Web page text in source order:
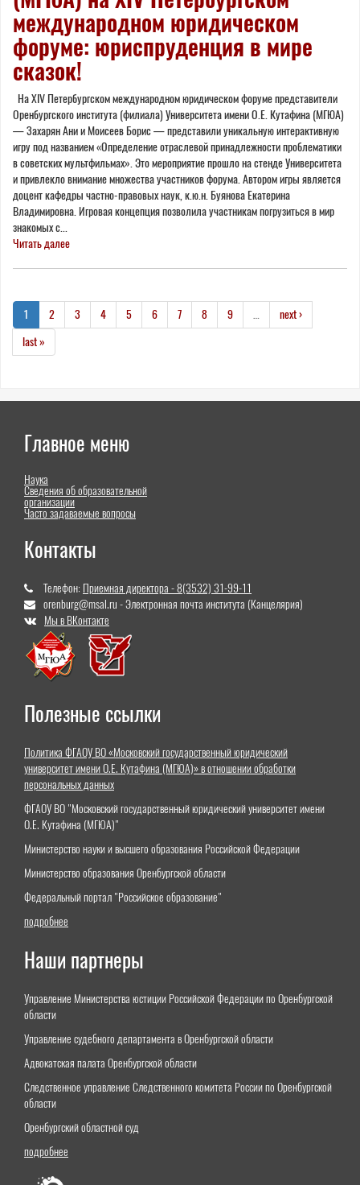
международном юридическом
форуме: юриспруденция в мире
сказок!
На XIV Петербургском международном юридическом форуме представители
Оренбургского института (филиала) Университета имени О.Е. Кутафина (МГЮА)
— Захарян Ани и Моисеев Борис — представили уникальную интерактивную
игру под названием «Определение отраслевой принадлежности проблематики
в советских мультфильмах». Это мероприятие прошло на стенде Университета
и привлекло внимание множества участников форума. Автором игры является
доцент кафедры частно-правовых наук, к.ю.н. Буянова Екатерина
Владимировна. Игровая концепция позволила участникам погрузиться в мир
знакомых с...
Читать далее
1 2 3 4 5 6 7 8 9
next ›
last »
Главное меню
Наука
Сведения об образовательной
организации
Часто задаваемые вопросы
Контакты
Телефон: Приемная директора - 8(3532) 31-99-11
orenburg@msal.ru - Электронная почта института (Канцелярия)
Мы в ВКонтакте
Полезные ссылки
Политика ФГАОУ ВО «Московский государственный юридический
университет имени О.Е. Кутафина (МГЮА)» в отношении обработки
персональных данных
ФГАОУ ВО "Московский государственный юридический университет имени
О.Е. Кутафина (МГЮА)"
Министерство науки и высшего образования Российской Федерации
Министерство образования Оренбургской области
Федеральный портал "Российское образование"
подробнее
Наши партнеры
Управление Министерства юстиции Российской Федерации по Оренбургской
области
Управление судебного департамента в Оренбургской области
Адвокатская палата Оренбургской области
Следственное управление Следственного комитета России по Оренбургской
области
Оренбургский областной суд
подробнее